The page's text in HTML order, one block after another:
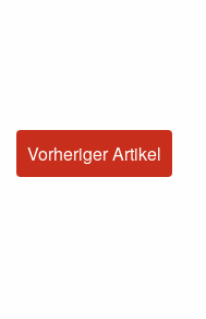
Vorheriger Artikel